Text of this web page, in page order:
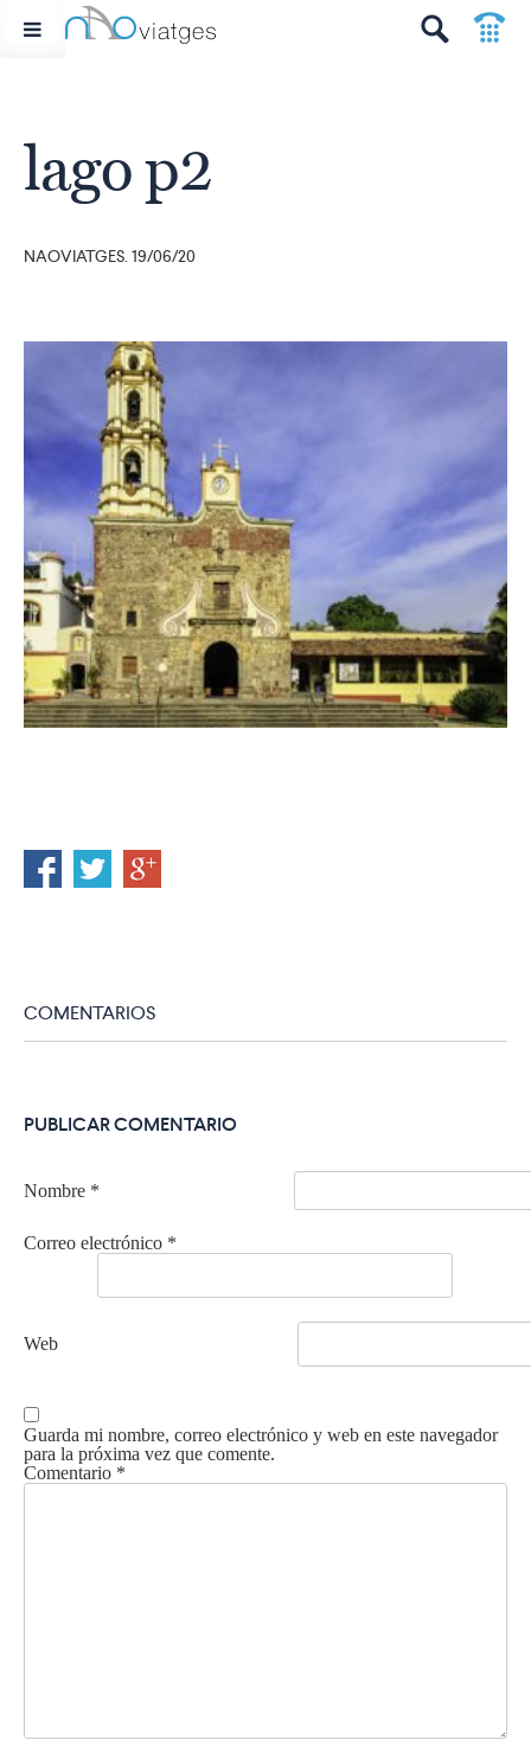
lago p2
NAOVIATGES. 19/06/20
COMENTARIOS
PUBLICAR COMENTARIO
Nombre *
Correo electrónico *
Web
Guarda mi nombre, correo electrónico y web en este navegador
para la próxima vez que comente.
Comentario *
t
p